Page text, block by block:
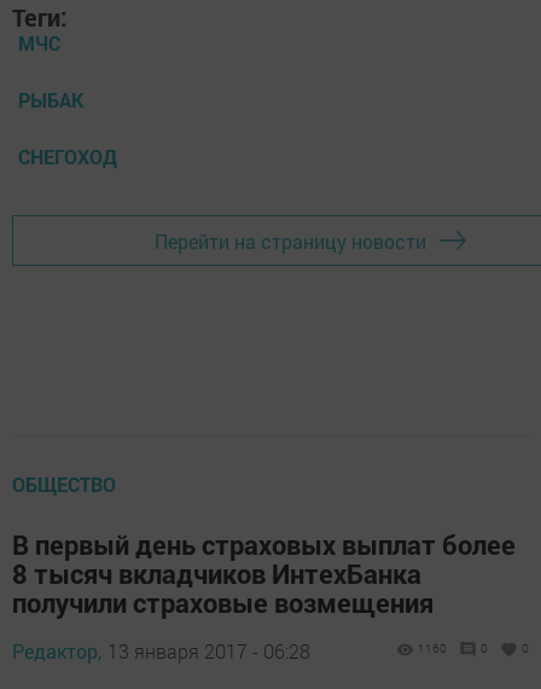
Теги:
МЧС
РЫБАК
СНЕГОХОД
Перейти на страницу новости
ОБЩЕСТВО
В первый день страховых выплат более
8 тысяч вкладчиков ИнтехБанка
получили страховые возмещения
Редактор, 13 января 2017 - 06:28 1160 0 0